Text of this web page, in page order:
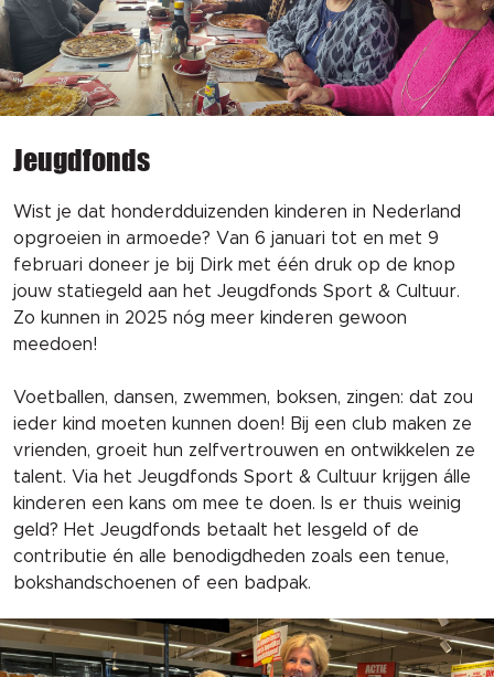
Jeugdfonds
Wist je dat honderdduizenden kinderen in Nederland
opgroeien in armoede? Van 6 januari tot en met 9
februari doneer je bij Dirk met één druk op de knop
jouw statiegeld aan het Jeugdfonds Sport & Cultuur.
Zo kunnen in 2025 nóg meer kinderen gewoon
meedoen!
Voetballen, dansen, zwemmen, boksen, zingen: dat zou
ieder kind moeten kunnen doen! Bij een club maken ze
vrienden, groeit hun zelfvertrouwen en ontwikkelen ze
talent. Via het Jeugdfonds Sport & Cultuur krijgen álle
kinderen een kans om mee te doen. Is er thuis weinig
geld? Het Jeugdfonds betaalt het lesgeld of de
contributie én alle benodigdheden zoals een tenue,
bokshandschoenen of een badpak.